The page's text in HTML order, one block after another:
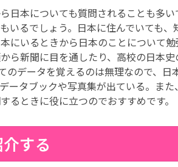
日本についても質問されることも多
いるでしょう。日本に住んでいても
にいるときから日本のことについて
ら新聞に目を通したり、高校の日本
のデータを覚えるのは無理なので、日
ータブックや写真集が出ている。ま
るときに役に立つのでおすすめです。
する